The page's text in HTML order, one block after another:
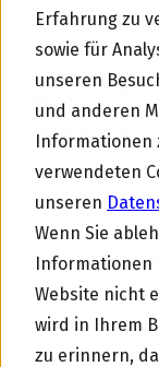
Erfahrung zu
sowie für
unseren
und anderen
Informationen
verwendeten
unseren
Wenn Sie
Informationen
Website nicht
wird in Ihrem
zu erinnern,
Gastro
Deckung
Investition
solventen